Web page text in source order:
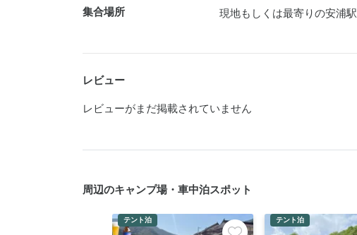
集合場所 現地もしくは最寄りの安浦駅
レビュー
レビューがまだ掲載されていません
周辺のキャンプ場・車中泊スポット
テント泊 テント泊